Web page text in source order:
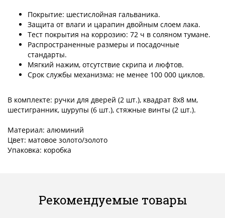
Покрытие: шестислойная гальваника.
Защита от влаги и царапин двойным слоем лака.
Тест покрытия на коррозию: 72 ч в соляном тумане.
Распространенные размеры и посадочные
стандарты.
Мягкий нажим, отсутствие скрипа и люфтов.
Срок службы механизма: не менее 100 000 циклов.
В комплекте: ручки для дверей (2 шт.), квадрат 8x8 мм,
шестигранник, шурупы (6 шт.), стяжные винты (2 шт.).
Материал: алюминий
Цвет: матовое золото/золото
Упаковка: коробка
Рекомендуемые товары